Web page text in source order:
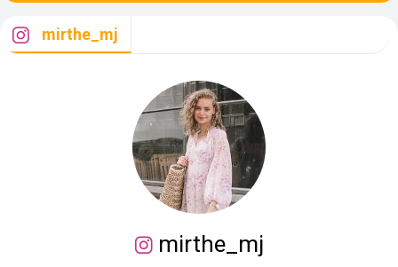
mirthe_mj
mirthe_mj